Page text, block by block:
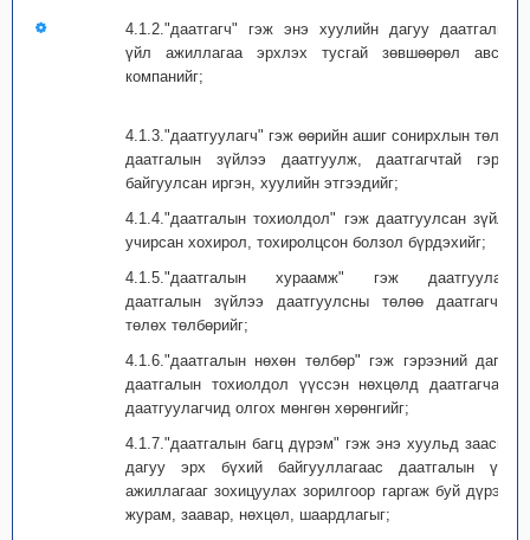
4.1.2."даатгагч" гэж энэ хуулийн дагуу даатгалын
үйл ажиллагаа эрхлэх тусгай зөвшөөрөл авсан
компанийг;
4.1.3."даатгуулагч" гэж өөрийн ашиг сонирхлын төлөө
даатгалын зүйлээ даатгуулж, даатгагчтай гэрээ
байгуулсан иргэн, хуулийн этгээдийг;
4.1.4."даатгалын тохиолдол" гэж даатгуулсан зүйлд
учирсан хохирол, тохиролцсон болзол бүрдэхийг;
4.1.5."даатгалын хураамж" гэж даатгуулагч
даатгалын зүйлээ даатгуулсны төлөө даатгагчид
төлөх төлбөрийг;
4.1.6."даатгалын нөхөн төлбөр" гэж гэрээний дагуу
даатгалын тохиолдол үүссэн нөхцөлд даатгагчаас
даатгуулагчид олгох мөнгөн хөрөнгийг;
4.1.7."даатгалын багц дүрэм" гэж энэ хуульд заасны
дагуу эрх бүхий байгууллагаас даатгалын үйл
ажиллагааг зохицуулах зорилгоор гаргаж буй дүрэм,
журам, заавар, нөхцөл, шаардлагыг;